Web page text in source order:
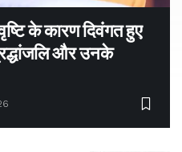
के कारण दिवंगत हुए
और उनके